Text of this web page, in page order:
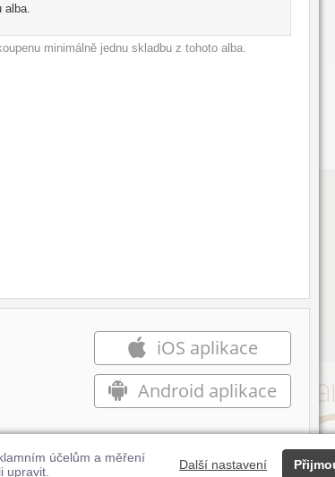
Další nastavení
účelům a měření
upravit.
minimálně jednu skladbu z tohoto alba.
iOS aplikace
Android aplikace